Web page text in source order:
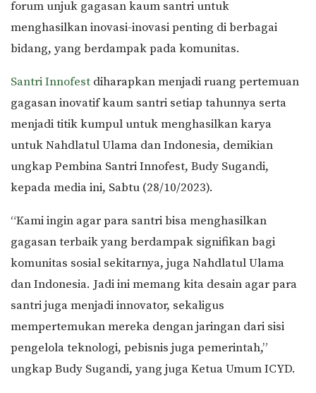
forum unjuk gagasan kaum santri untuk
menghasilkan inovasi-inovasi penting di berbagai
bidang, yang berdampak pada komunitas.
Santri Innofest diharapkan menjadi ruang pertemuan
gagasan inovatif kaum santri setiap tahunnya serta
menjadi titik kumpul untuk menghasilkan karya
untuk Nahdlatul Ulama dan Indonesia, demikian
ungkap Pembina Santri Innofest, Budy Sugandi,
kepada media ini, Sabtu (28/10/2023).
“Kami ingin agar para santri bisa menghasilkan
gagasan terbaik yang berdampak signifikan bagi
komunitas sosial sekitarnya, juga Nahdlatul Ulama
dan Indonesia. Jadi ini memang kita desain agar para
santri juga menjadi innovator, sekaligus
mempertemukan mereka dengan jaringan dari sisi
pengelola teknologi, pebisnis juga pemerintah,”
ungkap Budy Sugandi, yang juga Ketua Umum ICYD.